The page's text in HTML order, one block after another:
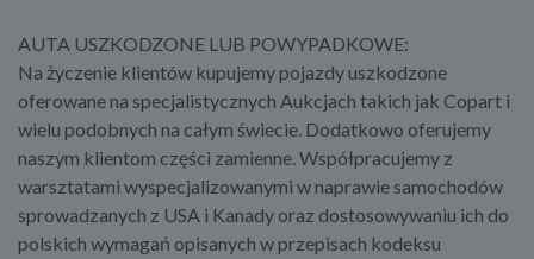
AUTA USZKODZONE LUB POWYPADKOWE:
Na życzenie klientów kupujemy pojazdy uszkodzone
oferowane na specjalistycznych Aukcjach takich jak Copart i
wielu podobnych na całym świecie. Dodatkowo oferujemy
naszym klientom części zamienne. Współpracujemy z
warsztatami wyspecjalizowanymi w naprawie samochodów
sprowadzanych z USA i Kanady oraz dostosowywaniu ich do
polskich wymagań opisanych w przepisach kodeksu